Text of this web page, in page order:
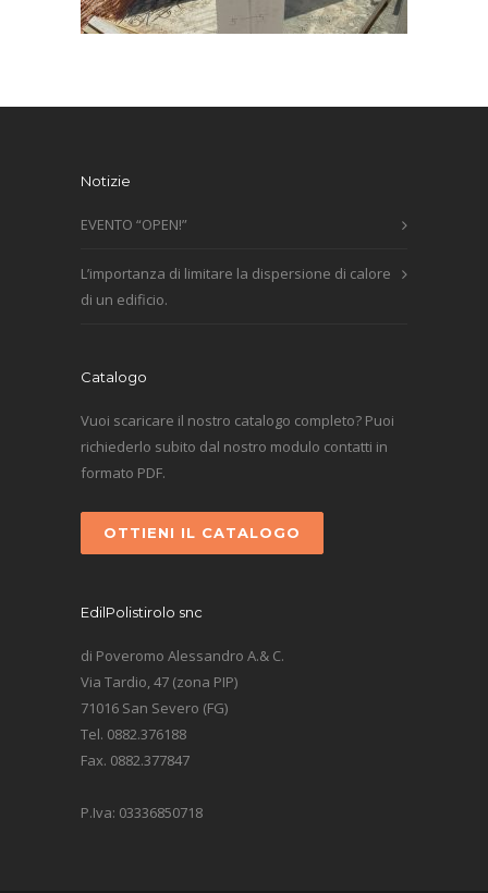
Notizie
EVENTO “OPEN!”
L’importanza di limitare la dispersione di calore
di un edificio.
Catalogo
Vuoi scaricare il nostro catalogo completo? Puoi
richiederlo subito dal nostro modulo contatti in
formato PDF.
OTTIENI IL CATALOGO
EdilPolistirolo snc
di Poveromo Alessandro A.& C.
Via Tardio, 47 (zona PIP)
71016 San Severo (FG)
Tel. 0882.376188
Fax. 0882.377847
P.Iva: 03336850718